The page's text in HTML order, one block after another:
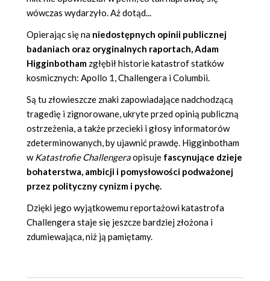
wówczas wydarzyło. Aż dotąd...
Opierając się na niedostępnych opinii publicznej
badaniach oraz oryginalnych raportach, Adam
Higginbotham zgłębił historie katastrof statków
kosmicznych: Apollo 1, Challengera i Columbii.
Są tu złowieszcze znaki zapowiadające nadchodzącą
tragedię i zignorowane, ukryte przed opinią publiczną
ostrzeżenia, a także przecieki i głosy informatorów
zdeterminowanych, by ujawnić prawdę. Higginbotham
wKatastrofie Challengeraopisuje fascynujące dzieje
bohaterstwa, ambicji i pomysłowości podważonej
przez polityczny cynizm i pychę.
Dzięki jego wyjątkowemu reportażowi katastrofa
Challengera staje się jeszcze bardziej złożona i
zdumiewająca, niż ją pamiętamy.